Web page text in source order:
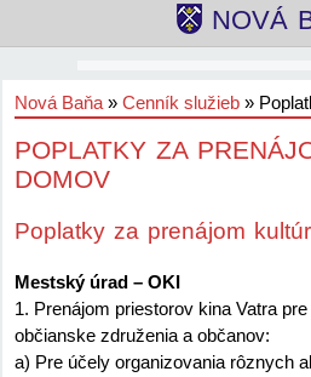
NOVÁ
Nová Baňa »Cenník služieb »
POPLATKY ZA
DOMOV
Poplatky za prenájom
Mestský úrad – OKI
1. Prenájom priestorov kina Vatra
občianske združenia a občanov:
a) Pre účely organizovania rôznych